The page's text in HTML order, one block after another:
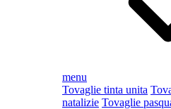
menu
Tovaglie tinta unita
natalizie Tovaglie